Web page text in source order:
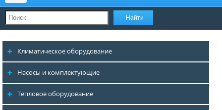
Климатическое оборудование
Насосы и комплектующие
Тепловое оборудование